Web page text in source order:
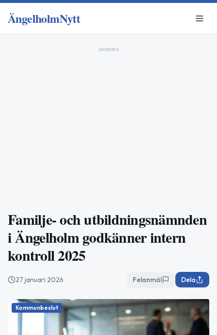
ÄngelholmNytt
ANNONS
Familje- och utbildningsnämnden
i Ängelholm godkänner intern
kontroll 2025
27 januari 2026 Felanmäl Dela
Kommunbeslut